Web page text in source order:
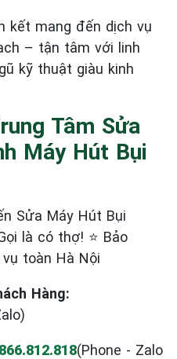
kết mang đến dịch vụ
– tận tâm với linh
kỹ thuật giàu kinh
Tâm Sửa
Máy Hút Bụi
Sửa Máy Hút Bụi
là có thợ! ⭐ Bảo
vụ toàn Hà Nội
Hàng:
(Phone - Zalo